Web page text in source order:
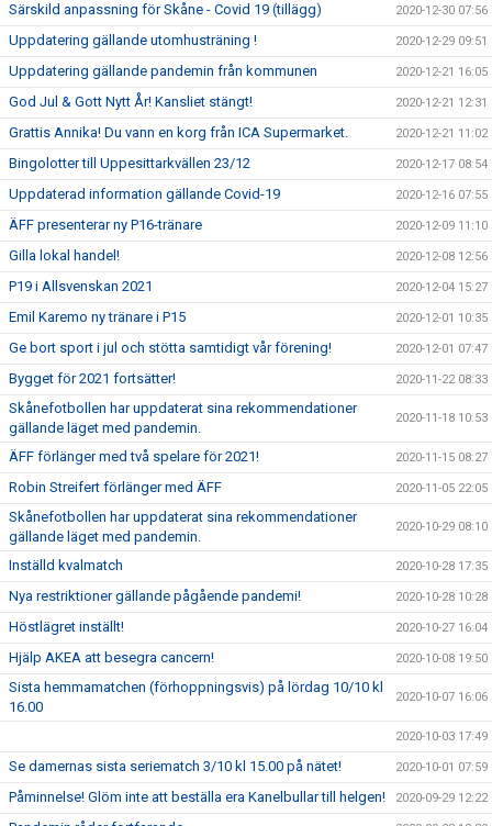
Särskild anpassning för Skåne - Covid 19 (tillägg) 2020-12-30 07:56
Uppdatering gällande utomhusträning ! 2020-12-29 09:51
Uppdatering gällande pandemin från kommunen 2020-12-21 16:05
God Jul & Gott Nytt År! Kansliet stängt! 2020-12-21 12:31
Grattis Annika! Du vann en korg från ICA Supermarket. 2020-12-21 11:02
Bingolotter till Uppesittarkvällen 23/12 2020-12-17 08:54
Uppdaterad information gällande Covid-19 2020-12-16 07:55
ÄFF presenterar ny P16-tränare 2020-12-09 11:10
Gilla lokal handel! 2020-12-08 12:56
P19 i Allsvenskan 2021 2020-12-04 15:27
Emil Karemo ny tränare i P15 2020-12-01 10:35
Ge bort sport i jul och stötta samtidigt vår förening! 2020-12-01 07:47
Bygget för 2021 fortsätter! 2020-11-22 08:33
Skånefotbollen har uppdaterat sina rekommendationer
gällande läget med pandemin.
2020-11-18 10:53
ÄFF förlänger med två spelare för 2021! 2020-11-15 08:27
Robin Streifert förlänger med ÄFF 2020-11-05 22:05
Skånefotbollen har uppdaterat sina rekommendationer
gällande läget med pandemin.
2020-10-29 08:10
Inställd kvalmatch 2020-10-28 17:35
Nya restriktioner gällande pågående pandemi! 2020-10-28 10:28
Höstlägret inställt! 2020-10-27 16:04
Hjälp AKEA att besegra cancern! 2020-10-08 19:50
Sista hemmamatchen (förhoppningsvis) på lördag 10/10 kl
16.00
2020-10-07 16:06
2020-10-03 17:49
Se damernas sista seriematch 3/10 kl 15.00 på nätet! 2020-10-01 07:59
Påminnelse! Glöm inte att beställa era Kanelbullar till helgen! 2020-09-29 12:22